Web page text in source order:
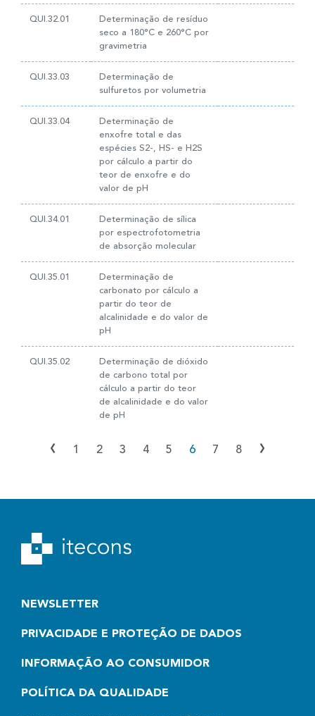
QUI.32.01
Determinação de resíduo
seco a 180°C e 260°C por
gravimetria
QUI.33.03
Determinação de
sulfuretos por volumetria
QUI.33.04
Determinação de
enxofre total e das
espécies S2-, HS- e H2S
por cálculo a partir do
teor de enxofre e do
valor de pH
QUI.34.01
Determinação de sílica
por espectrofotometria
de absorção molecular
QUI.35.01
Determinação de
carbonato por cálculo a
partir do teor de
alcalinidade e do valor de
pH
QUI.35.02
Determinação de dióxido
de carbono total por
cálculo a partir do teor
de alcalinidade e do valor
de pH
‹ 1 2 3 4 5 6 7 8 ›
NEWSLETTER
PRIVACIDADE E PROTEÇÃO DE DADOS
INFORMAÇÃO AO CONSUMIDOR
POLÍTICA DA QUALIDADE